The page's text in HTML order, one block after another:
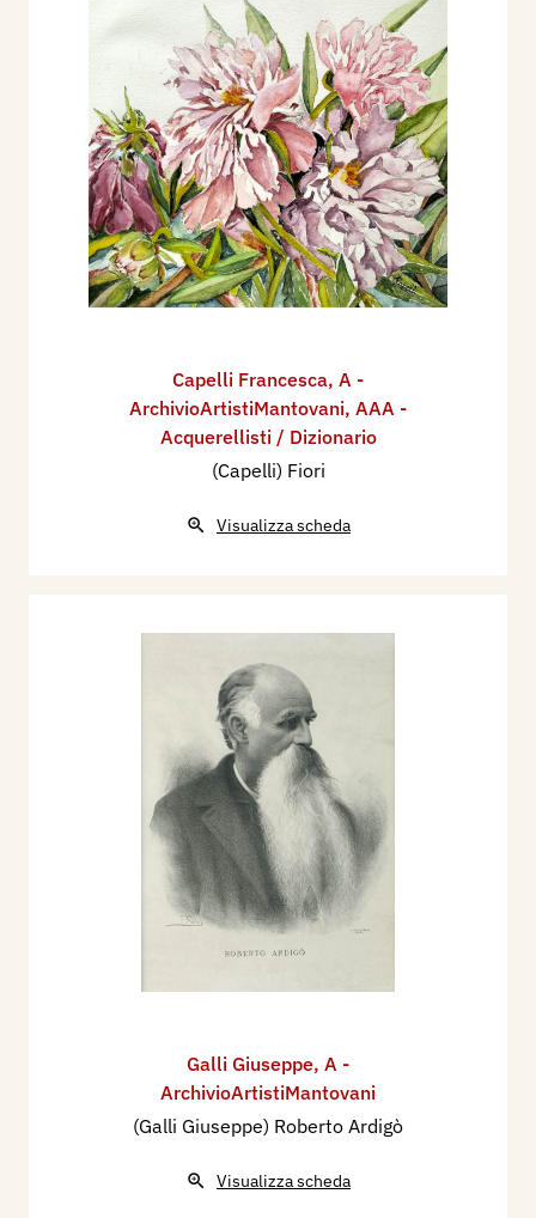
Capelli Francesca, A -
ArchivioArtistiMantovani, AAA -
Acquerellisti / Dizionario
(Capelli) Fiori
Visualizza scheda
Galli Giuseppe, A -
ArchivioArtistiMantovani
(Galli Giuseppe) Roberto Ardigò
Visualizza scheda